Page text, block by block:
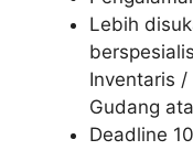
Lebih
Inventaris /
Gudang
Deadline